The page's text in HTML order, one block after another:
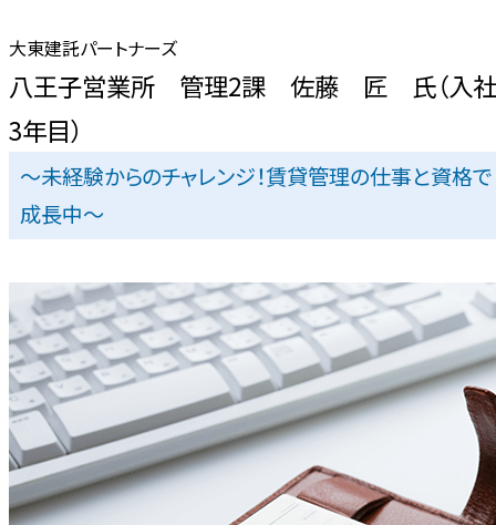
大東建託パートナーズ
八王子営業所 管理2課 佐藤 匠 氏（入社
3年目）
～未経験からのチャレンジ！賃貸管理の仕事と資格で
成長中～